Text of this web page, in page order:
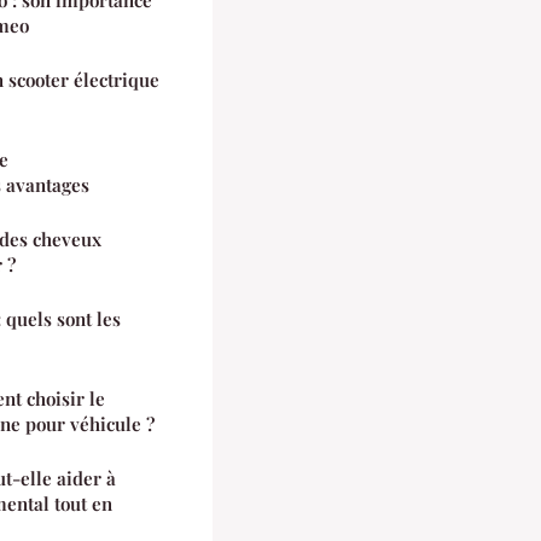
scooter électrique
cheveux
?
sont les
choisir le
pour véhicule ?
elle aider à
tout en